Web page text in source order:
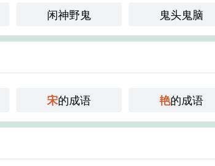
闲神野鬼 鬼头鬼脑
宋的成语 艳的成语